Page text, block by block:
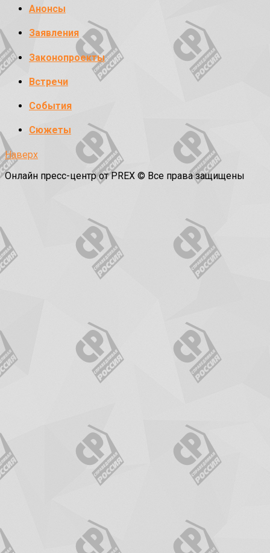
Анонсы
Заявления
Законопроекты
Встречи
События
Сюжеты
Наверх
Онлайн пресс-центр от PREX © Все права защищены